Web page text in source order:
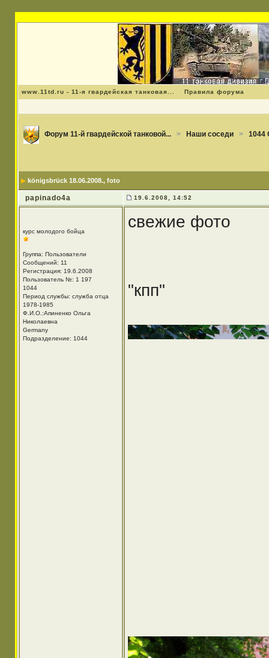
www.11td.ru - 11-я гвардейская танковая... Правила форума
Форум 11-й гвардейской танковой... > Наши соседи > 1044
königsbrück 18.06.2008., foto
papinado4a 19.6.2008, 14:52
курс молодого бойца
Группа: Пользователи
Сообщений: 11
Регистрация: 19.6.2008
Пользователь №: 1 197
1044
Период службы: служба отца
1978-1985
Ф.И.О.:Апиненко Ольга
Николаевна
Germany
Подразделение: 1044
свежие фото
"кпп"